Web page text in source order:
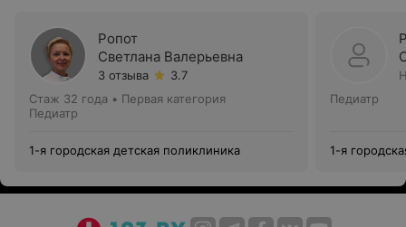
Ропот
Светлана Валерьевна
3 отзыва
3.7
Стаж 32 года • Первая категория
Педиатр
1-я городская детская поликлиника
Педиатр
1-я